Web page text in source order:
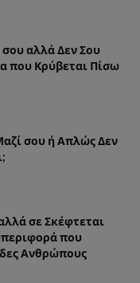
αλλά Δεν Σου
που Κρύβεται Πίσω
σου ή Απλώς Δεν
σε Σκέφτεται
που
Ανθρώπους